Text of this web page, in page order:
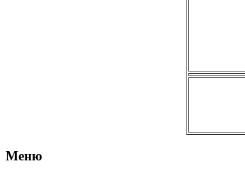
Меню